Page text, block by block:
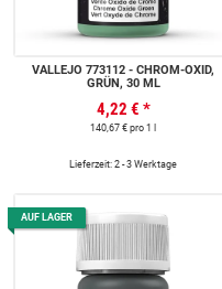
VALLEJO 773112 - CHROM-OXID,
GRÜN, 30 ML
4,22 € *
140,67 € pro 1 l
Lieferzeit: 2 - 3 Werktage
AUF LAGER